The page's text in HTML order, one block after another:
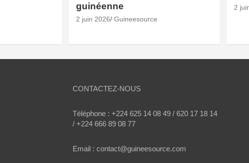
guinéenne
2 juin 2026 Guineesource
2
CONTACTEZ-NOUS
Téléphone : +224 625 14 08 49 / 620 17 18 14
/ +224 666 89 08 77
Email : contact@guineesource.com